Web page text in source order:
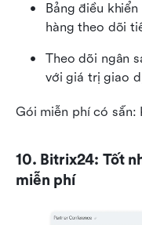
Bảng điều
hàng theo dõi
Theo dõi ngân
với giá trị giao
Gói miễn phí có sẵn:
10. Bitrix24: Tốt
miễn phí